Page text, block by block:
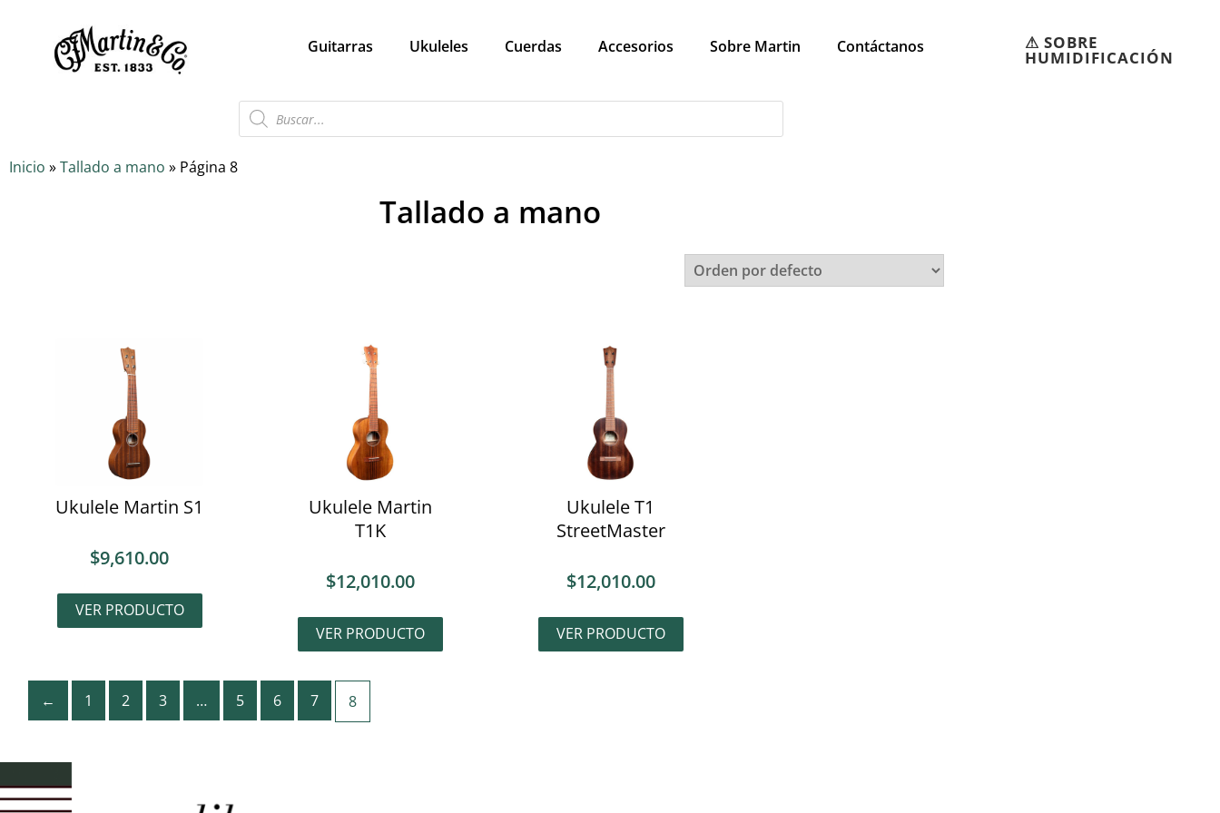
Guitarras Ukuleles Cuerdas Accesorios Sobre Martin Contáctanos ⚠︎ SOBRE
HUMIDIFICACIÓN
Inicio »Tallado a mano » Página 8
Tallado a mano
Ukulele Martin S1
$9,610.00
VER PRODUCTO
Ukulele Martin
T1K
$12,010.00
VER PRODUCTO
Ukulele T1
StreetMaster
$12,010.00
VER PRODUCTO
← 1 2 3 … 5 6 7 8